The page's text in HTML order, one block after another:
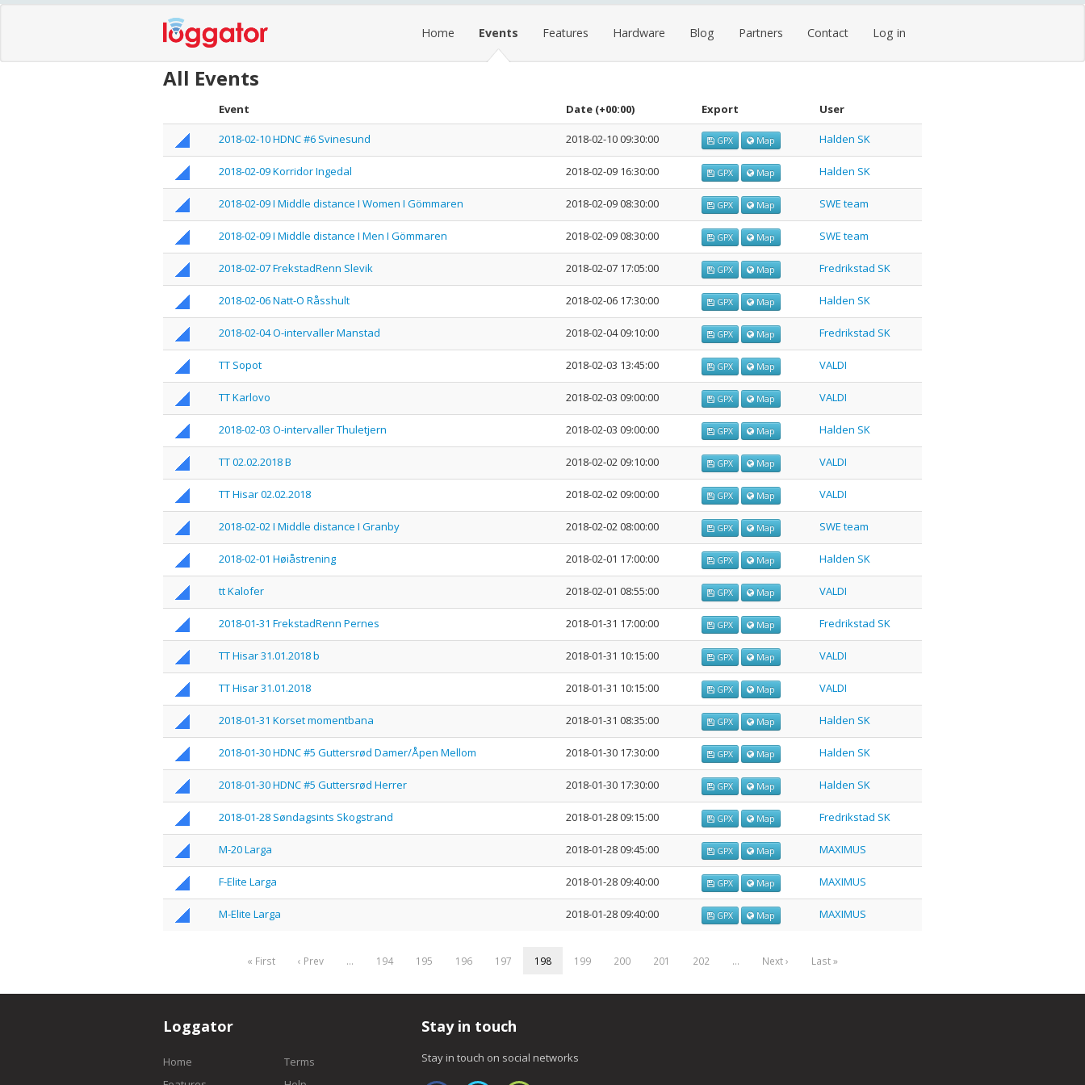
Home Events Features Hardware Blog Partners Contact Log in
All Events
Event Date (+00:00) Export User
2018-02-10 HDNC #6 Svinesund 2018-02-10 09:30:00 GPX Map Halden SK
2018-02-09 Korridor Ingedal 2018-02-09 16:30:00 GPX Map Halden SK
2018-02-09 I Middle distance I Women I Gömmaren 2018-02-09 08:30:00 GPX Map SWE team
2018-02-09 I Middle distance I Men I Gömmaren 2018-02-09 08:30:00 GPX Map SWE team
2018-02-07 FrekstadRenn Slevik 2018-02-07 17:05:00 GPX Map Fredrikstad SK
2018-02-06 Natt-O Råsshult 2018-02-06 17:30:00 GPX Map Halden SK
2018-02-04 O-intervaller Manstad 2018-02-04 09:10:00 GPX Map Fredrikstad SK
TT Sopot 2018-02-03 13:45:00 GPX Map VALDI
TT Karlovo 2018-02-03 09:00:00 GPX Map VALDI
2018-02-03 O-intervaller Thuletjern 2018-02-03 09:00:00 GPX Map Halden SK
TT 02.02.2018 B 2018-02-02 09:10:00 GPX Map VALDI
TT Hisar 02.02.2018 2018-02-02 09:00:00 GPX Map VALDI
2018-02-02 I Middle distance I Granby 2018-02-02 08:00:00 GPX Map SWE team
2018-02-01 Høiåstrening 2018-02-01 17:00:00 GPX Map Halden SK
tt Kalofer 2018-02-01 08:55:00 GPX Map VALDI
2018-01-31 FrekstadRenn Pernes 2018-01-31 17:00:00 GPX Map Fredrikstad SK
TT Hisar 31.01.2018 b 2018-01-31 10:15:00 GPX Map VALDI
TT Hisar 31.01.2018 2018-01-31 10:15:00 GPX Map VALDI
2018-01-31 Korset momentbana 2018-01-31 08:35:00 GPX Map Halden SK
2018-01-30 HDNC #5 Guttersrød Damer/Åpen Mellom 2018-01-30 17:30:00 GPX Map Halden SK
2018-01-30 HDNC #5 Guttersrød Herrer 2018-01-30 17:30:00 GPX Map Halden SK
2018-01-28 Søndagsints Skogstrand 2018-01-28 09:15:00 GPX Map Fredrikstad SK
M-20 Larga 2018-01-28 09:45:00 GPX Map MAXIMUS
F-Elite Larga 2018-01-28 09:40:00 GPX Map MAXIMUS
M-Elite Larga 2018-01-28 09:40:00 GPX Map MAXIMUS
« First ‹ Prev … 194 195 196 197 198 199 200 201 202 … Next › Last »
Loggator
Home
Terms
Stay in touch
Stay in touch on social networks